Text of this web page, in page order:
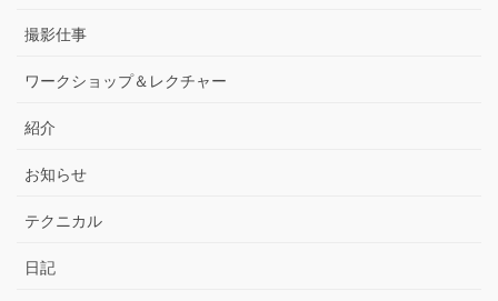
撮影仕事
ワークショップ＆レクチャー
紹介
お知らせ
テクニカル
日記